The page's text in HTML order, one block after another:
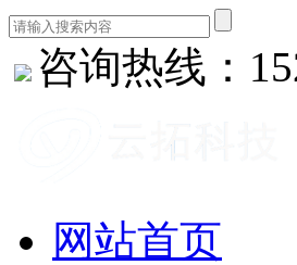
咨询热线：
网站首页